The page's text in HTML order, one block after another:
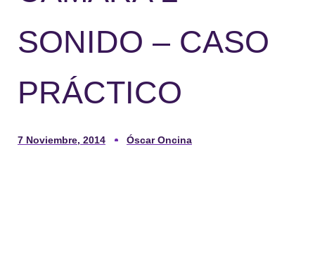
SONIDO – CASO
PRÁCTICO
7 Noviembre, 2014 Óscar Oncina